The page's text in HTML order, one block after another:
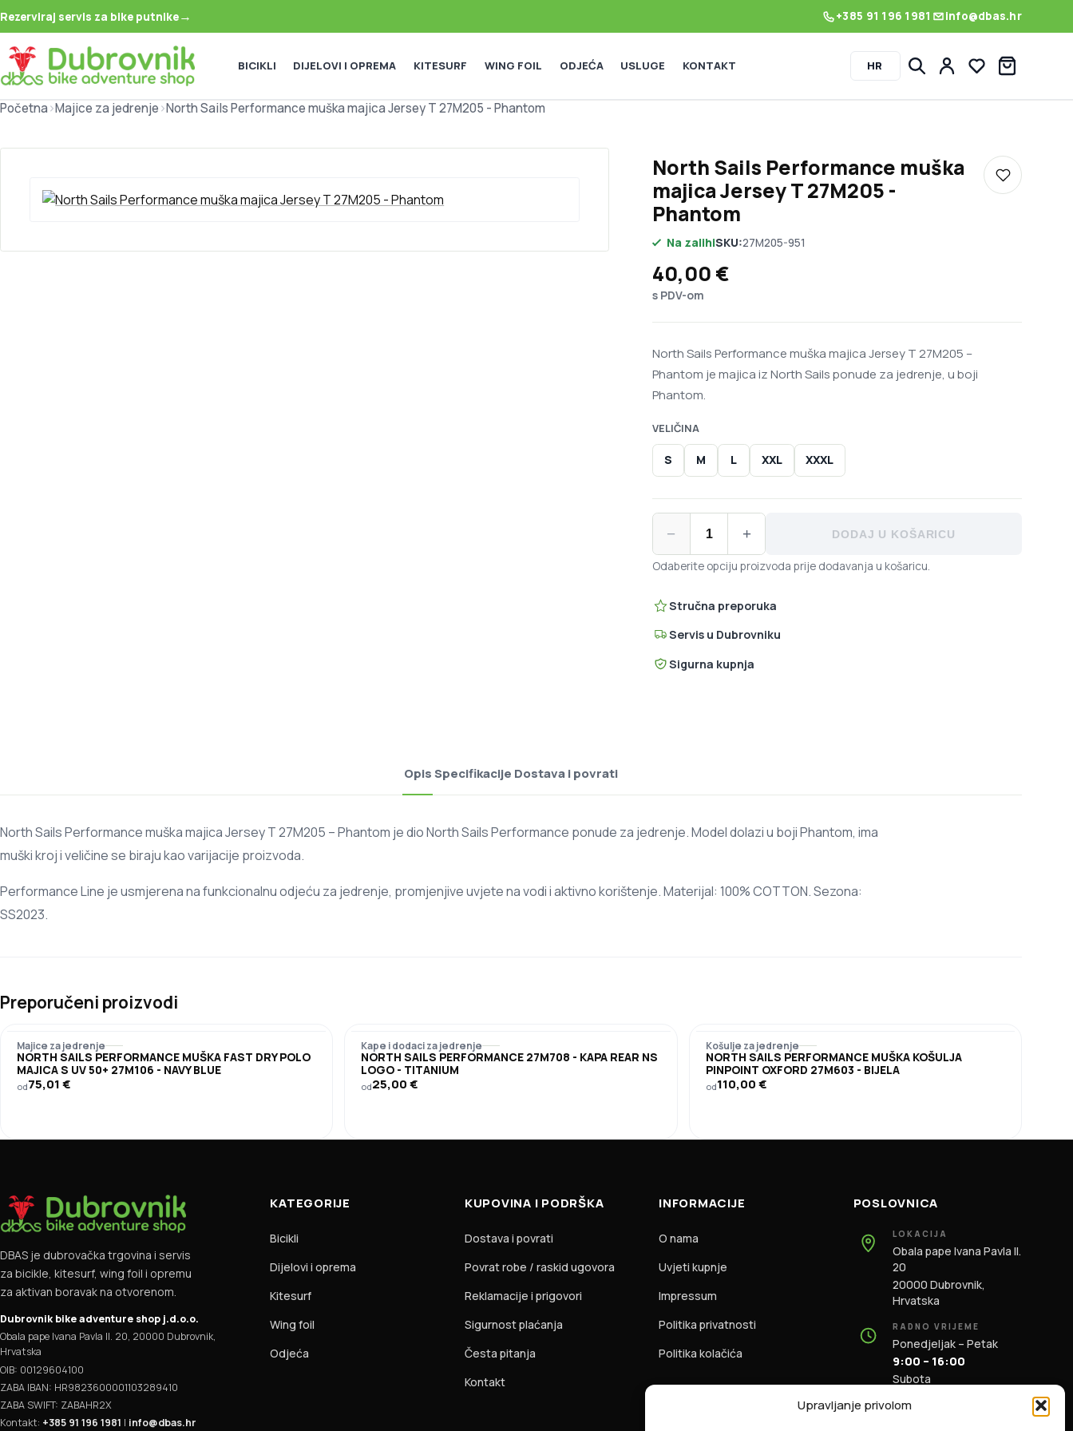
Upravljanje privolom
Rezerviraj servis za bike putnike→ +385 91 196 1981 info@dbas.hr
HR Lista želja
BICIKLI DIJELOVI I OPREMA KITESURF WING FOIL ODJEĆA USLUGE KONTAKT
Početna>Majice za jedrenje>North Sails Performance muška majica Jersey T 27M205 - Phantom
North Sails Performance muška
majica Jersey T 27M205 -
Phantom
Dodaj u
Na zalihiSKU:27M205-951
40,00 €
s PDV-om
North Sails Performance muška majica Jersey T 27M205 –
Phantom je majica iz North Sails ponude za jedrenje, u boji
Phantom.
VELIČINA
S M L XXL XXXL
− + DODAJ U KOŠARICU
Odaberite opciju proizvoda prije dodavanja u košaricu.
Stručna preporuka
Servis u Dubrovniku
Sigurna kupnja
OpisSpecifikacije Dostava i povrati
North Sails Performance muška majica Jersey T 27M205 – Phantom je dio North Sails Performance ponude za jedrenje. Model dolazi u boji Phantom, ima
muški kroj i veličine se biraju kao varijacije proizvoda.
Performance Line je usmjerena na funkcionalnu odjeću za jedrenje, promjenjive uvjete na vodi i aktivno korištenje. Materijal: 100% COTTON. Sezona:
SS2023.
Preporučeni proizvodi
Majice za jedrenje
NORTH SAILS PERFORMANCE MUŠKA FAST DRY POLO
MAJICA S UV 50+ 27M106 - NAVY BLUE
od75,01€
Kape i dodaci za jedrenje
NORTH SAILS PERFORMANCE 27M708 - KAPA REAR NS
LOGO - TITANIUM
od25,00€
Košulje za jedrenje
NORTH SAILS PERFORMANCE MUŠKA KOŠULJA
PINPOINT OXFORD 27M603 - BIJELA
od110,00€
DBAS je dubrovačka trgovina i servis
za bicikle, kitesurf, wing foil i opremu
za aktivan boravak na otvorenom.
Dubrovnik bike adventure shop j.d.o.o.
Obala pape Ivana Pavla II. 20, 20000 Dubrovnik,
Hrvatska
OIB: 00129604100
ZABA IBAN: HR9823600001103289410
ZABA SWIFT: ZABAHR2X
Kontakt: +385 91 196 1981 | info@dbas.hr
KATEGORIJE
Bicikli
Dijelovi i oprema
Kitesurf
Wing foil
Odjeća
KUPOVINA I PODRŠKA
Dostava i povrati
Povrat robe / raskid ugovora
Reklamacije i prigovori
Sigurnost plaćanja
Česta pitanja
Kontakt
INFORMACIJE
O nama
Uvjeti kupnje
Impressum
Politika privatnosti
Politika kolačića
POSLOVNICA
LOKACIJA
Obala pape Ivana Pavla II.
20
20000 Dubrovnik,
Hrvatska
RADNO VRIJEME
Ponedjeljak – Petak
9:00 – 16:00
Subota